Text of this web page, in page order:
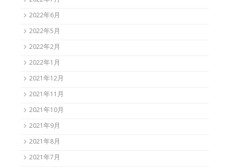
2022年6月
2022年5月
2022年2月
2022年1月
2021年12月
2021年11月
2021年10月
2021年9月
2021年8月
2021年7月